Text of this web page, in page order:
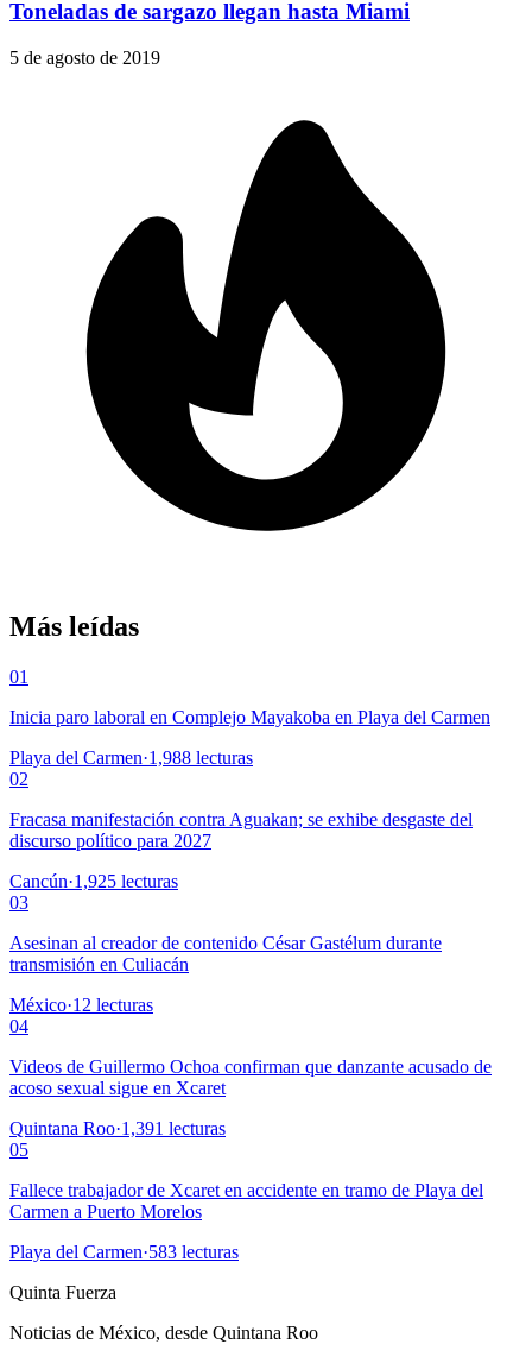
Toneladas de sargazo llegan hasta Miami
5 de agosto de 2019
Más leídas
01
Inicia paro laboral en Complejo Mayakoba en Playa del Carmen
Playa del Carmen·1,988 lecturas
02
Fracasa manifestación contra Aguakan; se exhibe desgaste del
discurso político para 2027
Cancún·1,925 lecturas
03
Asesinan al creador de contenido César Gastélum durante
transmisión en Culiacán
México·12 lecturas
04
Videos de Guillermo Ochoa confirman que danzante acusado de
acoso sexual sigue en Xcaret
Quintana Roo·1,391 lecturas
05
Fallece trabajador de Xcaret en accidente en tramo de Playa del
Carmen a Puerto Morelos
Playa del Carmen·583 lecturas
Quinta Fuerza
Noticias de México, desde Quintana Roo